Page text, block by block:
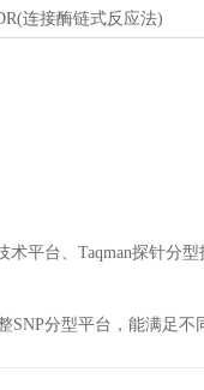
连接酶链式反应法)
平台、Taqman探针分
分型平台，能满足不